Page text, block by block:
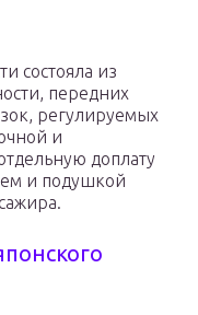
состояла из
передних
регулируемых
и
доплату
и подушкой